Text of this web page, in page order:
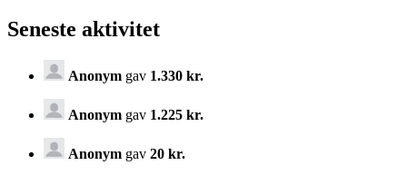
Seneste aktivitet
Anonym gav 1.330 kr.
Anonym gav 1.225 kr.
Anonym gav 20 kr.